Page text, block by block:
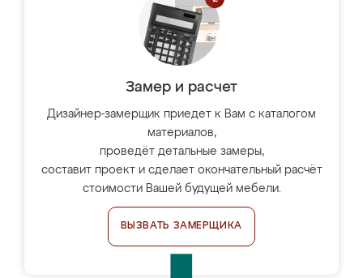
Замер и расчет
Дизайнер-замерщик приедет к Вам с каталогом
материалов,
проведёт детальные замеры,
составит проект и сделает окончательный расчёт
стоимости Вашей будущей мебели.
ВЫЗВАТЬ ЗАМЕРЩИКА